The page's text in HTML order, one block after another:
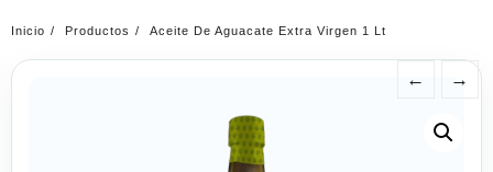
Inicio Productos Aceite De Aguacate Extra Virgen 1 Lt
← →